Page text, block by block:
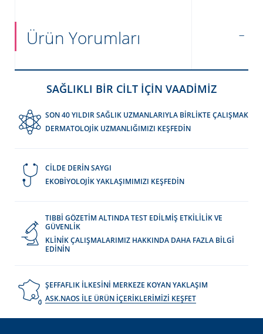
Ürün Yorumları
SAĞLIKLI BİR CİLT İÇİN VAADİMİZ
SON 40 YILDIR SAĞLIK UZMANLARIYLA BİRLİKTE ÇALIŞMAK
DERMATOLOJİK UZMANLIĞIMIZI KEŞFEDİN
CİLDE DERİN SAYGI
EKOBİYOLOJİK YAKLAŞIMIMIZI KEŞFEDİN
TIBBİ GÖZETİM ALTINDA TEST EDİLMİŞ ETKİLİLİK VE
GÜVENLİK
KLİNİK ÇALIŞMALARIMIZ HAKKINDA DAHA FAZLA BİLGİ
EDİNİN
ŞEFFAFLIK İLKESİNİ MERKEZE KOYAN YAKLAŞIM
ASK.NAOS İLE ÜRÜN İÇERİKLERİMİZİ KEŞFET